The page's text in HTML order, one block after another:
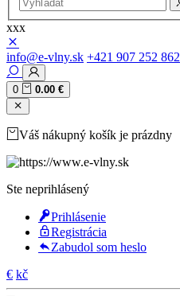
xxx
info@e-vlny.sk +421 907 252 862
0 0.00 €
Váš nákupný košík je prázdny
Ste neprihlásený
Prihlásenie
Registrácia
Zabudol som heslo
€ kč